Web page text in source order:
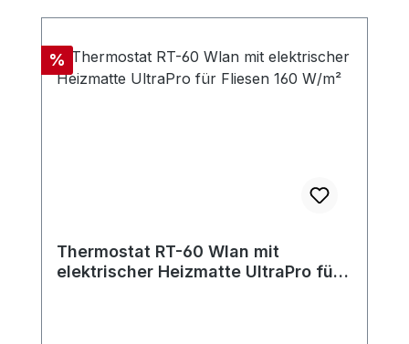
Rabatt
%
Thermostat RT-60 Wlan mit
elektrischer Heizmatte UltraPro für